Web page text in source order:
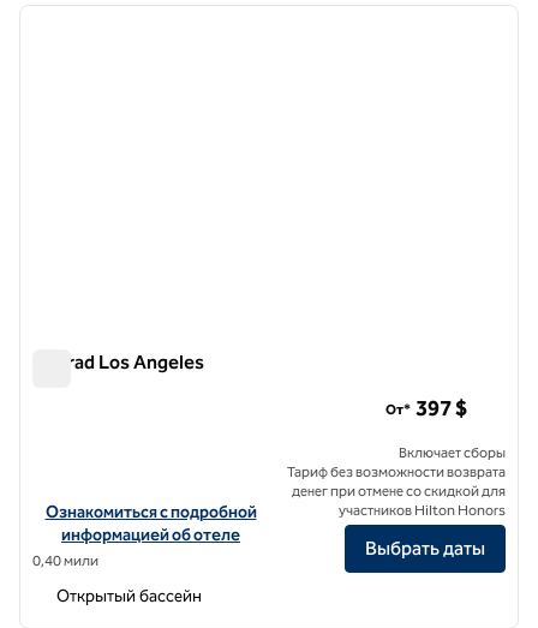
1 из 12
Conrad Los Angeles
Посмотреть информацию об отеле Conrad Los Angeles
Ознакомиться с подробной
информацией об отеле
0,40 мили
От* 397 $
Включает сборы
Тариф без возможности возврата
денег при отмене со скидкой для
участников Hilton Honors
Выбрать даты
Открытый бассейн